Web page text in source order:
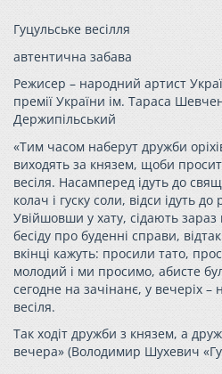
Гуцульське весілля
автентична забава
Режисер – народний артист
премії України ім. Тараса
Держипільський
«Тим часом наберут дружби
виходять за князем, щоби
весіля. Насамперед ідуть до
колач і гуску соли, відси ідуть до
Увійшовши у хату, сідають
бесіду про буденні справи,
вкінці кажуть: просили тато,
молодий і ми просимо, абисте
сегодне на зачінанє, у вечеріх
весіля.
Так ходіт дружби з князем, а
вечера» (Володимир Шухевич